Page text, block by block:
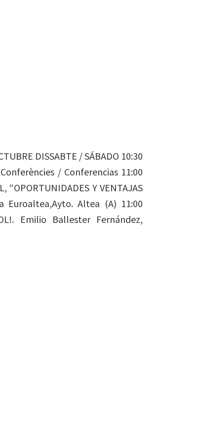
DISSABTE / SÁBADO 10:30
/ Conferencias 11:00
“OPORTUNIDADES Y VENTAJAS
Euroaltea,Ayto. Altea (A) 11:00
Emilio Ballester Fernández,